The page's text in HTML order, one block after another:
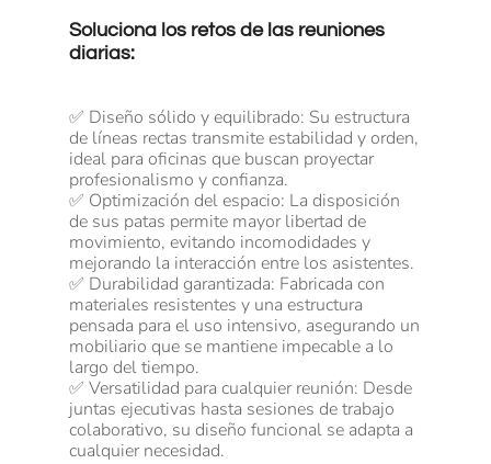
Soluciona los retos de las reuniones
diarias:
✅ Diseño sólido y equilibrado: Su estructura
de líneas rectas transmite estabilidad y orden,
ideal para oficinas que buscan proyectar
profesionalismo y confianza.
✅ Optimización del espacio: La disposición
de sus patas permite mayor libertad de
movimiento, evitando incomodidades y
mejorando la interacción entre los asistentes.
✅ Durabilidad garantizada: Fabricada con
materiales resistentes y una estructura
pensada para el uso intensivo, asegurando un
mobiliario que se mantiene impecable a lo
largo del tiempo.
✅ Versatilidad para cualquier reunión: Desde
juntas ejecutivas hasta sesiones de trabajo
colaborativo, su diseño funcional se adapta a
cualquier necesidad.